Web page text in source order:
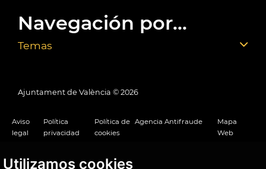
Utilizamos cookies
Navegación por...
Temas
Ajuntament de València © 2026
Aviso
legal
Política
privacidad
Política de
cookies
Agencia Antifraude
Mapa
Web